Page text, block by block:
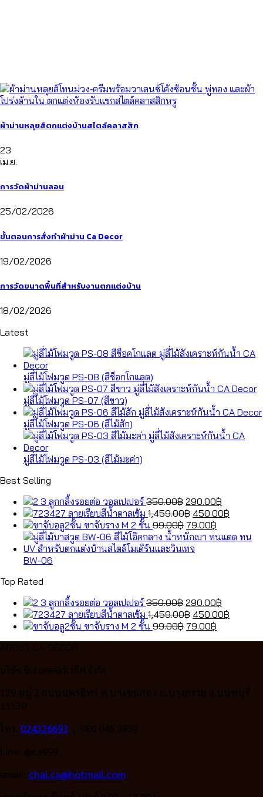
ผ้าม่านหลุยส์ตกแต่งบ้านสไตล์คลาสสิก
23
เม.ย.
การวัดผ้าม่านลอน
25/02/2026
ขั้นตอนการสั่งทำผ้าม่าน Ca Decor
19/02/2026
การวัดขนาดพื้นที่สำหรับงานตกแต่งบ้าน
18/02/2026
Latest
มู่ลี่ไม้โฟมวูด PS-08 (สีช็อกโกแลต)
มู่ลี่ไม้โฟมวูด PS-07 (สีขาว)
มู่ลี่ไม้โฟมวูด PS-06 (สีไม้สัก)
มู่ลี่ไม้โฟมวูด PS-03 (สีไม้มะค่า)
Best Selling
ลูกกลิ้งรอยต่อ วอลเปเปอร์ 350.00฿ Original
price
was:
350.00฿.
290.00฿
price
290.00฿.
ลายเรียบสีน้ำตาลเข้ม 1,459.00฿ Original
price
was:
1,459.00฿.
450.00฿
is:
ขาจับราง M 2 ชั้น 99.00฿ Original
price
was:
79.00฿
price
BW-06
Top Rated
ลูกกลิ้งรอยต่อ วอลเปเปอร์ 350.00฿ Original
price
was:
290.00฿
price
ลายเรียบสีน้ำตาลเข้ม 1,459.00฿ Original
price
450.00฿
ขาจับราง M 2 ชั้น 99.00฿ Original
79.00฿
024326693
chai.ca@hotmail.com